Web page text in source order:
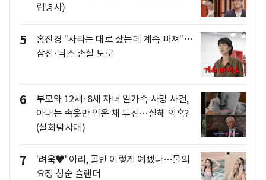
럽병사)
5
홍진경 "사라는 대로 샀는데 계속 빠져"…
삼전·닉스 손실 토로
6
부모와 12세·8세 자녀 일가족 사망 사건,
아내는 속옷만 입은 채 투신…살해 의혹?
(실화탐사대)
7
'려욱♥' 아리, 골반 이렇게 예뻤나…물의
요정 청순 슬렌더